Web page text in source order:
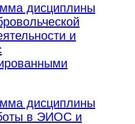
дисциплины
и
дисциплины
в ЭИОС и